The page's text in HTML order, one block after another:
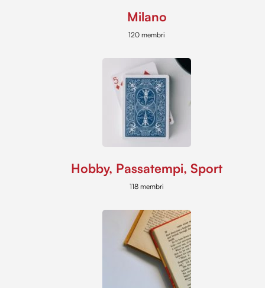
Milano
120 membri
Hobby, Passatempi, Sport
118 membri